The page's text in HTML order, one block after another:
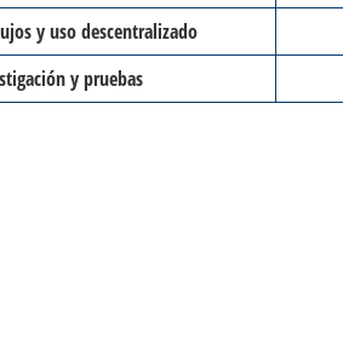
y uso descentralizado
y pruebas